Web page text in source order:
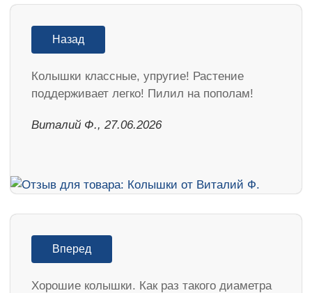
Назад
Колышки классные, упругие! Растение
поддерживает легко! Пилил на пополам!
Виталий Ф., 27.06.2026
Вперед
Хорошие колышки. Как раз такого диаметра